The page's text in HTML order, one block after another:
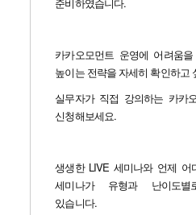
카카오모먼트 운영에 어려움
높이는 전략을 자세히 확인하고
실무자가 직접 강의하는 카카
신청해보세요.
생생한 LIVE 세미나와 언제
세미나가 유형과 난이도
있습니다.